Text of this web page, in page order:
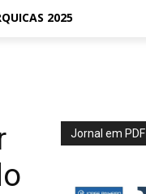
2025
Jornal em PDF